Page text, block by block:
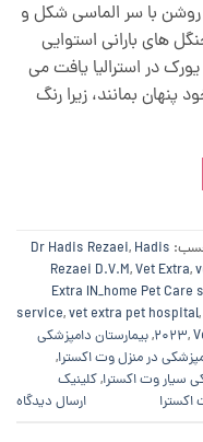
با سر الماسی شکل و
های بارانی استوایی
در استرالیا یافت می
بمانند، زیرا رنگ
Dr Hadis Rezaei, Hadis
Rezaei D.V.M,Vet Extra,
Extra IN_home Pet Care
service,vet extra pet hospital,
2023,
,بیمارستان دامپزشکی
در منزل وت اکسترا,
سیار وت اکسترا,کلینیک
ارسال دیدگاه